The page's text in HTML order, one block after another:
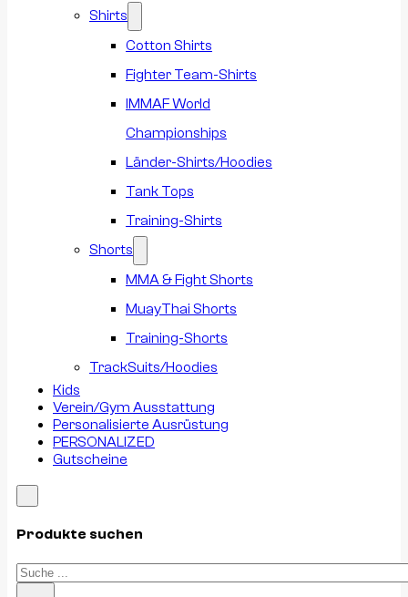
Shirts
Cotton Shirts
Fighter Team-Shirts
IMMAF World
Championships
Länder-Shirts/Hoodies
Tank Tops
Training-Shirts
Shorts
MMA & Fight Shorts
MuayThai Shorts
Training-Shorts
TrackSuits/Hoodies
Kids
Verein/Gym Ausstattung
Personalisierte Ausrüstung
PERSONALIZED
Gutscheine
Produkte suchen
Suchen